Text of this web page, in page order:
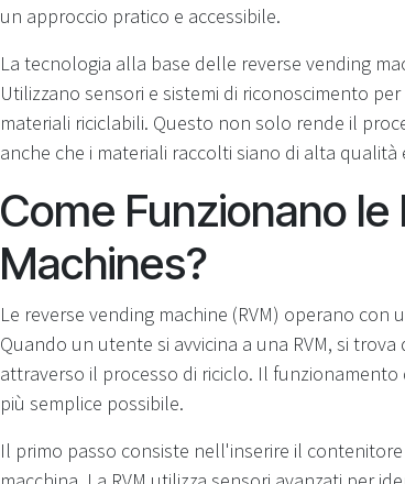
un approccio pratico e accessibile.
La tecnologia alla base delle reverse vending
Utilizzano sensori e sistemi di riconoscimento
materiali riciclabili. Questo non solo rende il
anche che i materiali raccolti siano di alta qualità
Come Funzionano
Machines?
Le reverse vending machine (RVM) operano con
Quando un utente si avvicina a una RVM, si
attraverso il processo di riciclo. Il
più semplice possibile.
Il primo passo consiste nell'inserire il